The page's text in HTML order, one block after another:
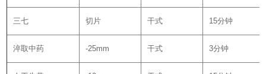
三七 切片 干式 15分钟
淬取中药 -25mm 干式 3分钟